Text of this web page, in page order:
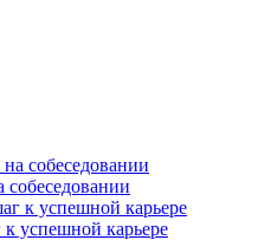
собеседовании
успешной карьере